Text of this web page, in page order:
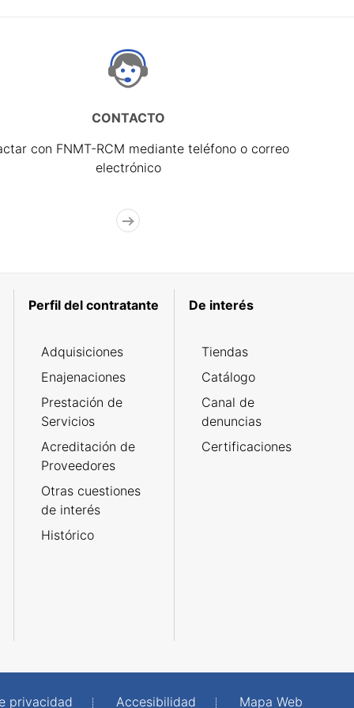
CONTACTO
con FNMT-RCM mediante teléfono o correo
electrónico
Perfil del contratante
Adquisiciones
Enajenaciones
Prestación de
Servicios
Acreditación de
Proveedores
Otras cuestiones
de interés
Histórico
De interés
Tiendas
Catálogo
Canal de
denuncias
Certificaciones
privacidad Accesibilidad Mapa Web